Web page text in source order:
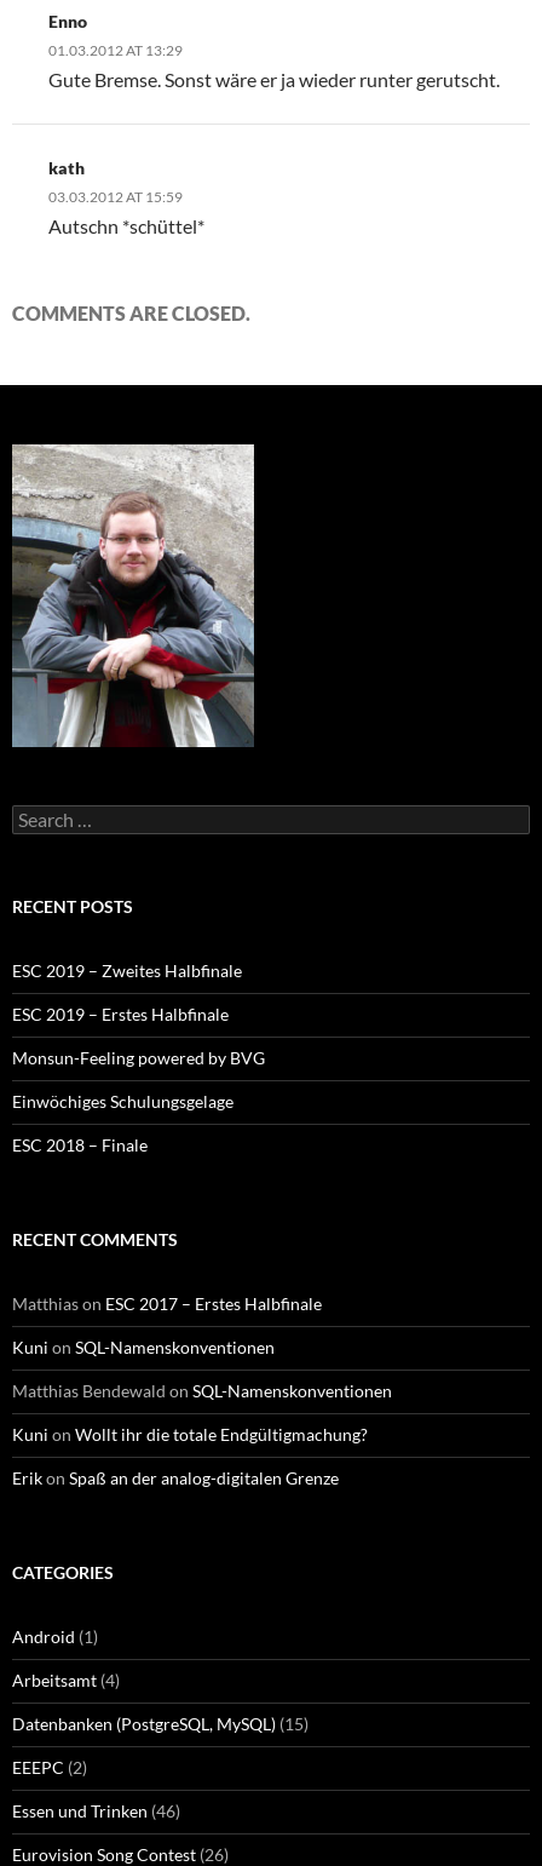
Enno
01.03.2012 AT 13:29
Gute Bremse. Sonst wäre er ja wieder runter gerutscht.
kath
03.03.2012 AT 15:59
Autschn *schüttel*
COMMENTS ARE CLOSED.
Search
for:
RECENT POSTS
ESC 2019 – Zweites Halbfinale
ESC 2019 – Erstes Halbfinale
Monsun-Feeling powered by BVG
Einwöchiges Schulungsgelage
ESC 2018 – Finale
RECENT COMMENTS
Matthiason ESC 2017 – Erstes Halbfinale
Kuni on SQL-Namenskonventionen
Matthias Bendewald on SQL-Namenskonventionen
Kuni on Wollt ihr die totale Endgültigmachung?
Erikon Spaß an der analog-digitalen Grenze
CATEGORIES
Android (1)
Arbeitsamt (4)
Datenbanken (PostgreSQL, MySQL) (15)
EEEPC (2)
Essen und Trinken (46)
Eurovision Song Contest (26)